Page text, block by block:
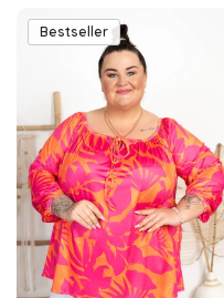
Bestseller